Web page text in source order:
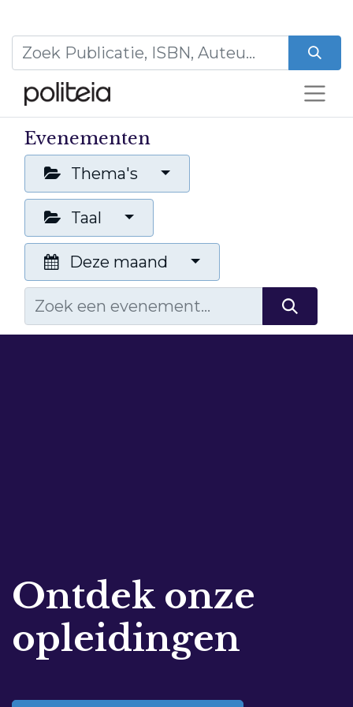
Evenementen
Thema's
Taal
Deze maand
Ontdek onze
opleidingen